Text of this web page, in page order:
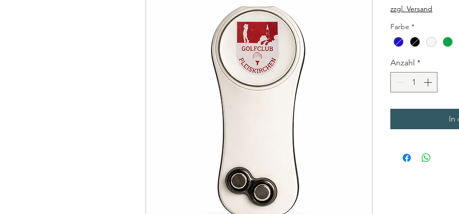
zzgl. Versand
Farbe *
Anzahl *
In